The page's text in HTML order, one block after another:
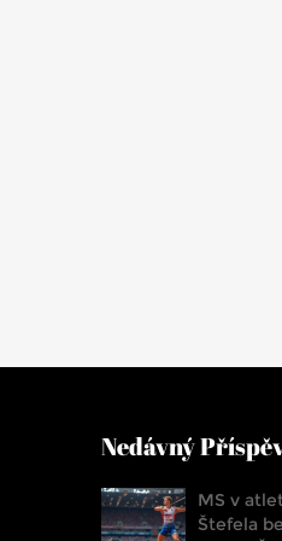
Nedávný
MS v
Štefela